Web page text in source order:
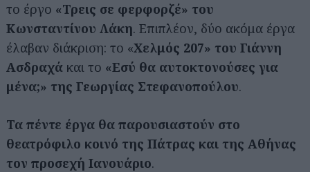
το έργο «Τρεις σε φερφορζέ» του
Κωνσταντίνου Λάκη. Επιπλέον, δύο ακόμα έργα
έλαβαν διάκριση: το «Χελμός 207» του Γιάννη
Ασδραχά και το «Εσύ θα αυτοκτονούσες για
μένα;» της Γεωργίας Στεφανοπούλου.
Τα πέντε έργα θα παρουσιαστούν στο
θεατρόφιλο κοινό της Πάτρας και της Αθήνας
τον προσεχή Ιανουάριο.